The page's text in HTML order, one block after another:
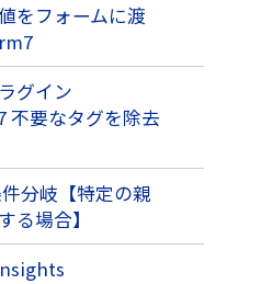
をフォームに渡
グイン
要なタグを除去
分岐【特定の親
る場合】